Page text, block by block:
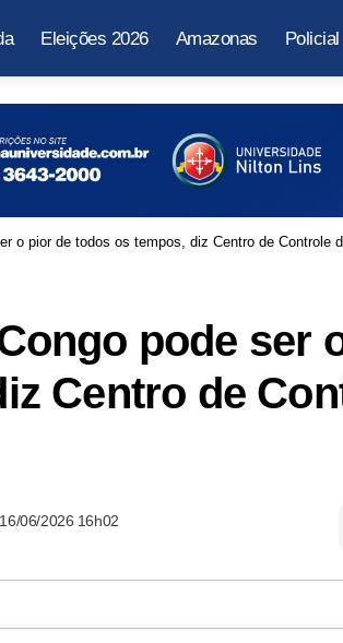
Eleições 2026 Amazonas Policial
o pior de todos os tempos, diz Centro de Controle
pode ser
Centro de
16/06/2026 16h02